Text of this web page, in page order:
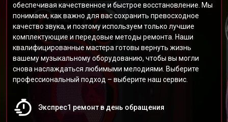
обеспечивая качественное и быстрое восстановление. Мы
понимаем, как важно для вас сохранить превосходное
качество звука, и поэтому используем только лучшие
комплектующие и передовые методы ремонта. Наши
квалифицированные мастера готовы вернуть жизнь
вашему музыкальному оборудованию, чтобы вы могли
снова наслаждаться любимыми мелодиями. Выберите
профессиональный подход – выберите наш сервис.
Экспрес1 ремонт в день обращения